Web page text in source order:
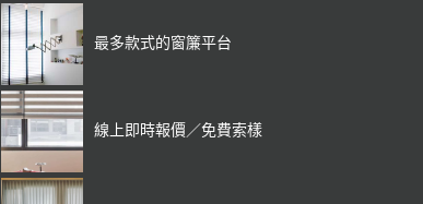
最多款式的窗簾平台
線上即時報價／免費索樣